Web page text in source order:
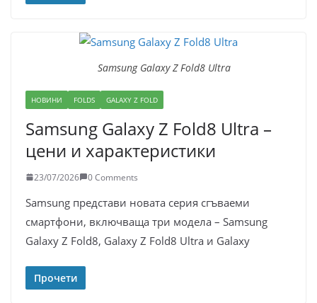
Samsung Galaxy Z Fold8 Ultra
НОВИНИ FOLDS GALAXY Z FOLD
Samsung Galaxy Z Fold8 Ultra –
цени и характеристики
23/07/2026 0 Comments
Samsung представи новата серия сгъваеми
смартфони, включваща три модела – Samsung
Galaxy Z Fold8, Galaxy Z Fold8 Ultra и Galaxy
Прочети